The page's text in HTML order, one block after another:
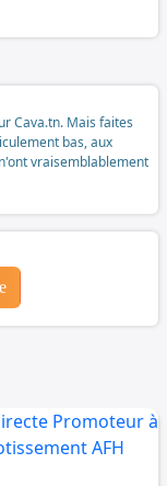
Cava.tn. Mais faites
bas, aux
vraisemblablement